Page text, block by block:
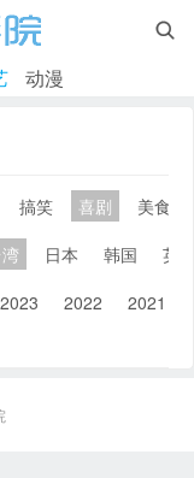

动漫
搞笑 喜剧
美食
日本 韩国
英
2023 2022 2021